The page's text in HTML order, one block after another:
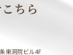
東洞院ビル4F